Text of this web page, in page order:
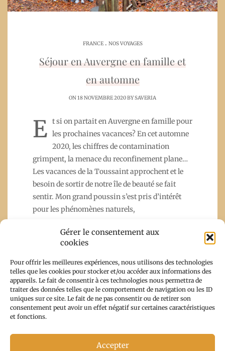
Gérer le consentement aux
cookies
Pour offrir les meilleures expériences, nous utilisons des technologies
telles que les cookies pour stocker et/ou accéder aux informations des
appareils. Le fait de consentir à ces technologies nous permettra de
traiter des données telles que le comportement de navigation ou les ID
uniques sur ce site. Le fait de ne pas consentir ou de retirer son
consentement peut avoir un effet négatif sur certaines caractéristiques
et fonctions.
Accepter
FRANCE. NOS VOYAGES
Séjour en Auvergne en famille et
en automne
ON 18 NOVEMBRE 2020 BYSAVERIA
E t si on partait en Auvergne en famille pour
les prochaines vacances? En cet automne
2020, les chiffres de contamination
grimpent, la menace du reconfinement plane…
Les vacances de la Toussaint approchent et le
besoin de sortir de notre île de beauté se fait
sentir. Mon grand poussin s’est pris d’intérêt
pour les phénomènes naturels,
Read More